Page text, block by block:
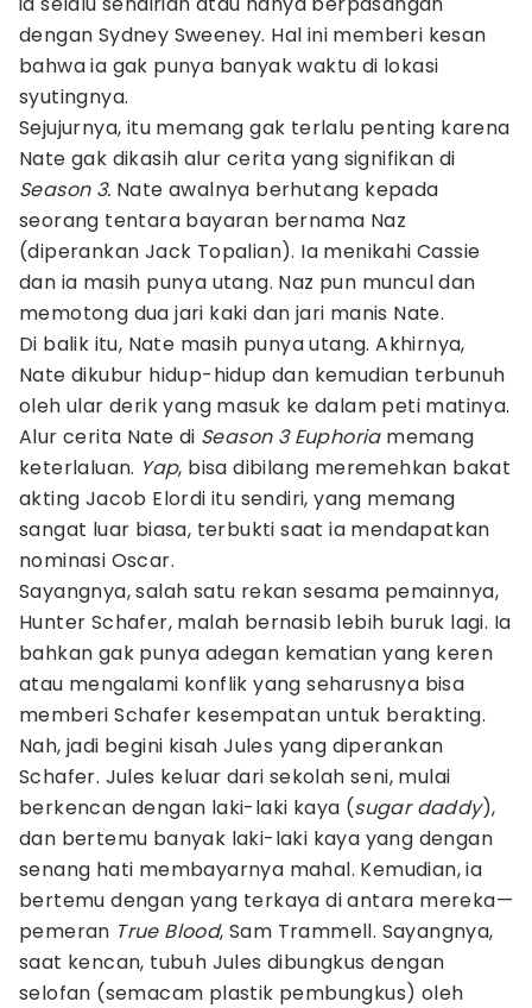
dengan Sydney Sweeney. Hal ini memberi kesan
bahwa ia gak punya banyak waktu di lokasi
syutingnya.
Sejujurnya, itu memang gak terlalu penting karena
Nate gak dikasih alur cerita yang signifikan di
Season 3. Nate awalnya berhutang kepada
seorang tentara bayaran bernama Naz
(diperankan Jack Topalian). Ia menikahi Cassie
dan ia masih punya utang. Naz pun muncul dan
memotong dua jari kaki dan jari manis Nate.
Di balik itu, Nate masih punya utang. Akhirnya,
Nate dikubur hidup-hidup dan kemudian terbunuh
oleh ular derik yang masuk ke dalam peti matinya.
Alur cerita Nate di Season 3 Euphoriamemang
keterlaluan. Yap, bisa dibilang meremehkan bakat
akting Jacob Elordi itu sendiri, yang memang
sangat luar biasa, terbukti saat ia mendapatkan
nominasi Oscar.
Sayangnya, salah satu rekan sesama pemainnya,
Hunter Schafer, malah bernasib lebih buruk lagi. Ia
bahkan gak punya adegan kematian yang keren
atau mengalami konflik yang seharusnya bisa
memberi Schafer kesempatan untuk berakting.
Nah, jadi begini kisah Jules yang diperankan
Schafer. Jules keluar dari sekolah seni, mulai
berkencan dengan laki-laki kaya (sugar daddy),
dan bertemu banyak laki-laki kaya yang dengan
senang hati membayarnya mahal. Kemudian, ia
bertemu dengan yang terkaya di antara mereka—
pemeran True Blood, Sam Trammell. Sayangnya,
saat kencan, tubuh Jules dibungkus dengan
selofan (semacam plastik pembungkus) oleh